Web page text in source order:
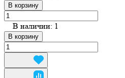
В корзину
В наличии: 1
В корзину